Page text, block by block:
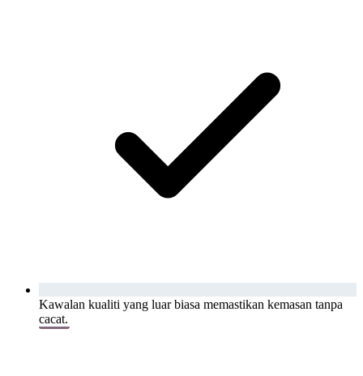
Kawalan kualiti yang luar biasa memastikan kemasan tanpa
cacat.